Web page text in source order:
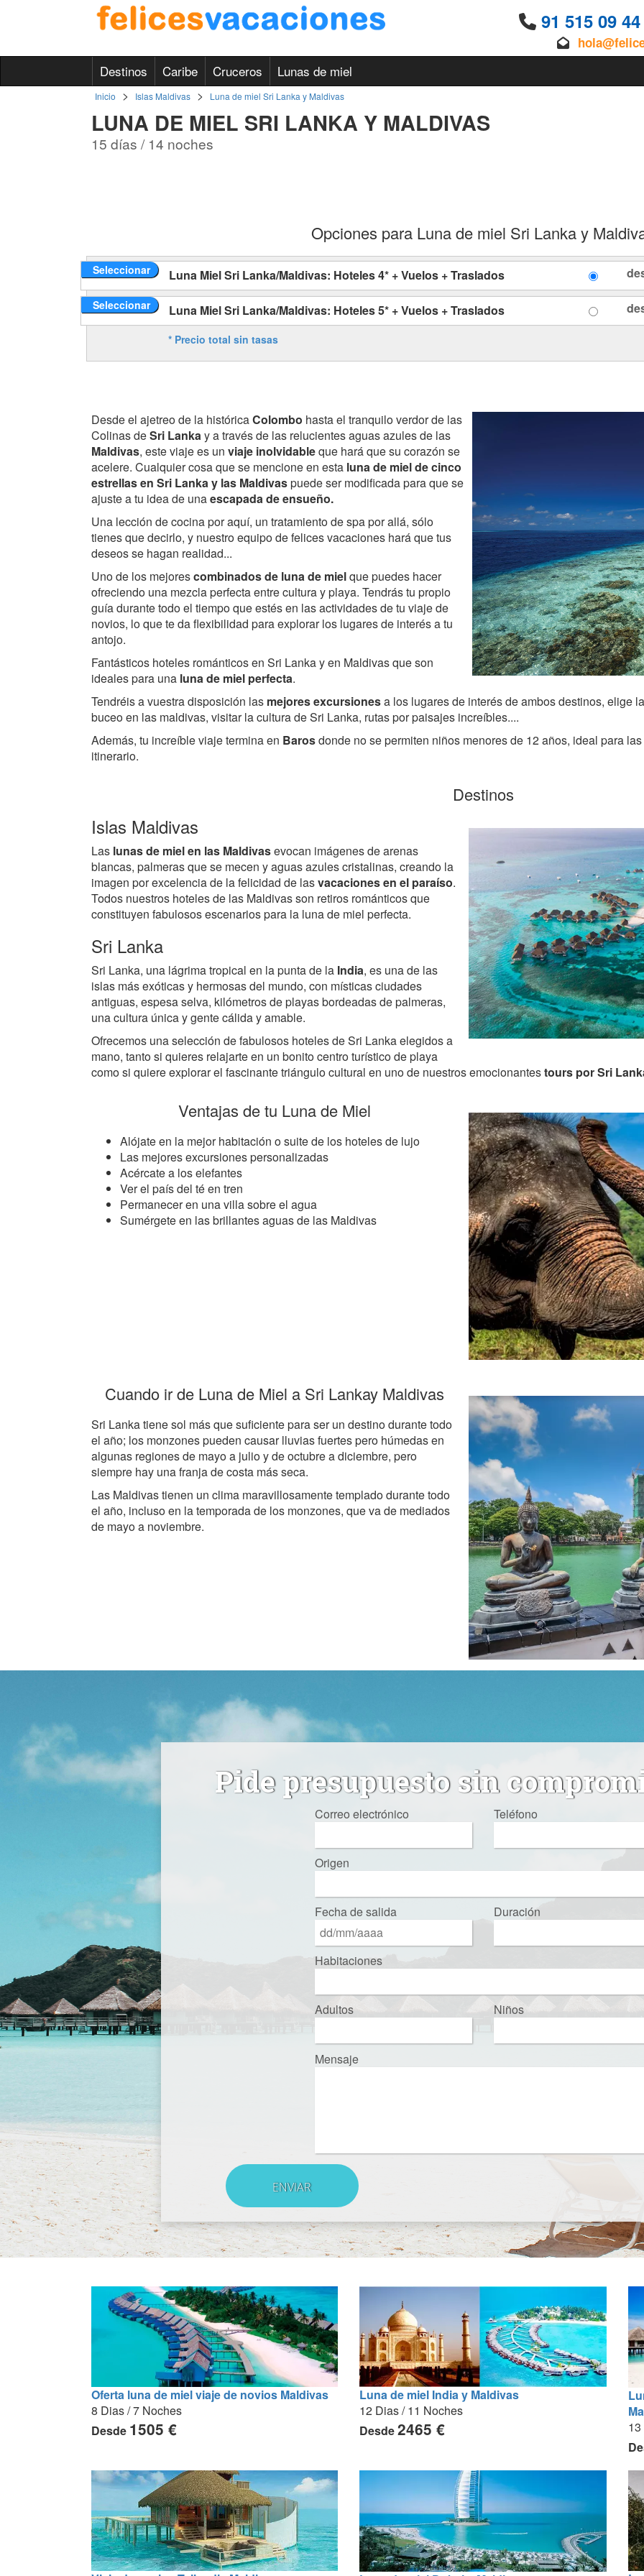
91 515 09
Destinos Caribe Cruceros Lunas de miel
Inicio > Islas Maldivas > Luna de miel Sri Lanka y Maldivas
LUNA DE MIEL SRI LANKA Y MALDIVAS
15 días / 14 noches
Opciones para Luna de miel Sri Lanka y
Seleccionar Luna Miel Sri Lanka/Maldivas: Hoteles 4* + Vuelos + Traslados
Seleccionar Luna Miel Sri Lanka/Maldivas: Hoteles 5* + Vuelos + Traslados
* Precio total sin tasas
Desde el ajetreo de la históricaColombo hasta el tranquilo verdor de las
Colinas deSri Lankay a través de las relucientes aguas azules de las
Maldivas, este viaje es un viaje inolvidableque hará que su corazón se
acelere. Cualquier cosa que se mencione en esta luna de miel de cinco
estrellas en Sri Lanka y las Maldivaspuede ser modificada para que se
ajuste a tu idea de unaescapada de ensueño.
Una lección de cocina por aquí, un tratamiento de spa por allá, sólo
tienes que decirlo, y nuestro equipo de felices vacaciones hará que tus
deseos se hagan realidad...
Uno de los mejorescombinados de luna de mielque puedes hacer
ofreciendo una mezcla perfecta entre cultura y playa. Tendrás tu propio
guía durante todo el tiempo que estés en las actividades de tu viaje de
novios, lo que te da flexibilidad para explorar los lugares de interés a tu
antojo.
Fantásticos hoteles románticos en Sri Lanka y en Maldivas que son
ideales para una luna de miel perfecta.
Tendréis a vuestra disposición las mejores excursionesa los lugares de interés de ambos destinos, elige
buceo en las maldivas, visitar la cultura de Sri Lanka, rutas por paisajes increíbles....
Además, tu increíble viaje termina en Barosdonde no se permiten niños menores de 12 años, ideal para
itinerario.
Destinos
Islas Maldivas
Las lunas de miel en las Maldivasevocan imágenes de arenas
blancas, palmeras que se mecen y aguas azules cristalinas, creando la
imagen por excelencia de la felicidad de lasvacaciones en el paraíso.
Todos nuestros hoteles de las Maldivas son retiros románticos que
constituyen fabulosos escenarios para la luna de miel perfecta.
Sri Lanka
Sri Lanka, una lágrima tropical en la punta de la India, es una de las
islas más exóticas y hermosas del mundo, con místicas ciudades
antiguas, espesa selva, kilómetros de playas bordeadas de palmeras,
una cultura única y gente cálida y amable.
Ofrecemos una selección de fabulosos hoteles de Sri Lanka elegidos a
mano, tanto si quieres relajarte en un bonito centro turístico de playa
como si quiere explorar el fascinante triángulo cultural en uno de nuestros emocionantestours por Sri
Ventajas de tu Luna de Miel
Alójate en la mejor habitación o suite de los hoteles de lujo
Las mejores excursiones personalizadas
Acércate a los elefantes
Ver el país del té en tren
Permanecer en una villa sobre el agua
Sumérgete en las brillantes aguas de las Maldivas
Cuando ir de Luna de Miel a Sri Lankay Maldivas
Sri Lanka tiene sol más que suficiente para ser un destino durante todo
el año; los monzones pueden causar lluvias fuertes pero húmedas en
algunas regiones de mayo a julio y de octubre a diciembre, pero
siempre hay una franja de costa más seca.
Las Maldivas tienen un clima maravillosamente templado durante todo
el año, incluso en la temporada de los monzones, que va de mediados
de mayo a noviembre.
Pide presupuesto sin
Correo electrónico Teléfono
Origen
Fecha de salida Duración
Habitaciones
Adultos Niños
Mensaje
Oferta luna de miel viaje de novios Maldivas
8 Dias / 7 Noches
Desde 1505 €
Luna de miel India y Maldivas
12 Dias / 11 Noches
Desde2465 €